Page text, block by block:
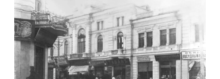
Фото Житомира період
до 1917 року
Leave a comment